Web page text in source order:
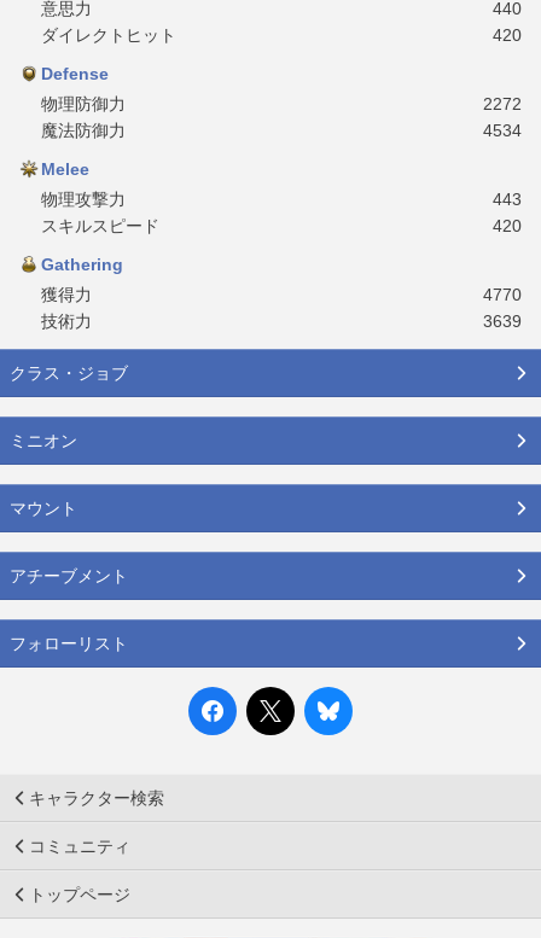
意思力
440
ダイレクトヒット
420
Defense
物理防御力
2272
魔法防御力
4534
Melee
物理攻撃力
443
スキルスピード
420
Gathering
獲得力
4770
技術力
3639
クラス・ジョブ
ミニオン
マウント
アチーブメント
フォローリスト
キャラクター検索
コミュニティ
トップページ